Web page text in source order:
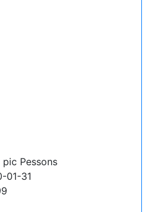
pic Pessons
01-31